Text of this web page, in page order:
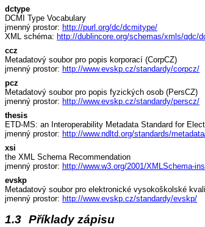
dctype
DCMI Type Vocabulary
jmenný prostor: http://purl.org/dc/dcmitype/
XML schéma: http://dublincore.org/schemas/xmls/qdc/
ccz
Metadatový soubor pro popis korporací (CorpCZ)
jmenný prostor: http://www.evskp.cz/standardy/corpcz/
pcz
Metadatový soubor pro popis fyzických osob (PersCZ)
jmenný prostor: http://www.evskp.cz/standardy/perscz/
thesis
ETD-MS: an Interoperability Metadata Standard for
jmenný prostor: http://www.ndltd.org/standards/
xsi
the XML Schema Recommendation
jmenný prostor: http://www.w3.org/2001/XMLSchema-
evskp
Metadatový soubor pro elektronické vysokoškolské
jmenný prostor: http://www.evskp.cz/standardy/evskp/
1.3 Příklady zápisu